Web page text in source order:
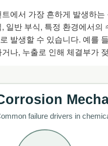
에서 가장 흔하게 발생하
일반 부식, 특정 환경에서
발생할 수 있습니다. 예를
나, 누출로 인해 체결부가